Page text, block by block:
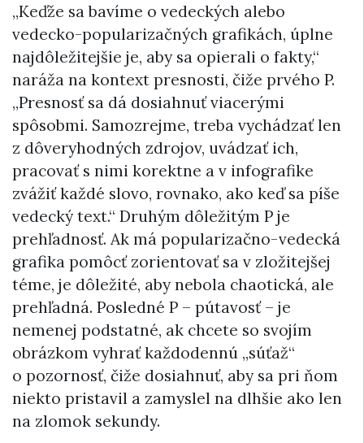
„Keďže sa bavíme o vedeckých alebo
vedecko-popularizačných grafikách, úplne
najdôležitejšie je, aby sa opierali o fakty,“
naráža na kontext presnosti, čiže prvého P.
„Presnosť sa dá dosiahnuť viacerými
spôsobmi. Samozrejme, treba vychádzať len
z dôveryhodných zdrojov, uvádzať ich,
pracovať s nimi korektne a v infografike
zvážiť každé slovo, rovnako, ako keď sa píše
vedecký text.“ Druhým dôležitým P je
prehľadnosť. Ak má popularizačno-vedecká
grafika pomôcť zorientovať sa v zložitejšej
téme, je dôležité, aby nebola chaotická, ale
prehľadná. Posledné P – pútavosť – je
nemenej podstatné, ak chcete so svojím
obrázkom vyhrať každodennú „súťaž“
o pozornosť, čiže dosiahnuť, aby sa pri ňom
niekto pristavil a zamyslel na dlhšie ako len
na zlomok sekundy.